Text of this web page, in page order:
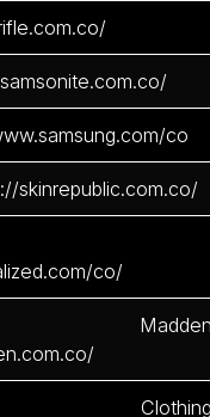
co
skinrepublic.com.co/
co/